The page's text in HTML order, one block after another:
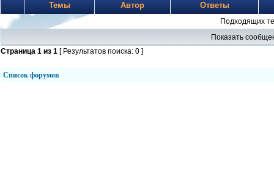
Темы Автор Ответы
Подходящих
Показать
Страница 1 из 1 [ Результатов поиска: 0 ]
Список форумов